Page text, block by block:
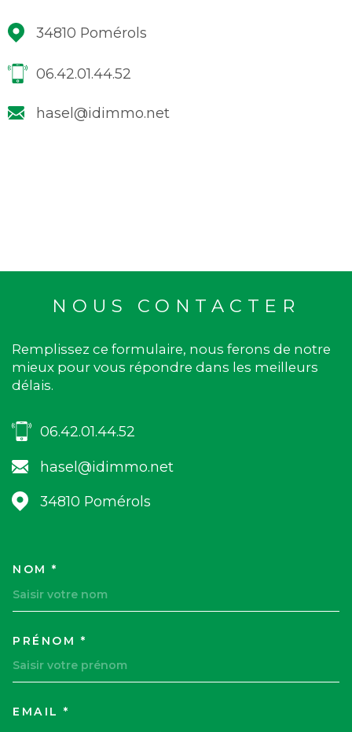
34810 Pomérols
06.42.01.44.52
hasel@idimmo.net
NOUS CONTACTER
Remplissez ce formulaire, nous ferons de notre
mieux pour vous répondre dans les meilleurs
délais.
06.42.01.44.52
hasel@idimmo.net
34810 Pomérols
NOM *
PRÉNOM *
EMAIL *